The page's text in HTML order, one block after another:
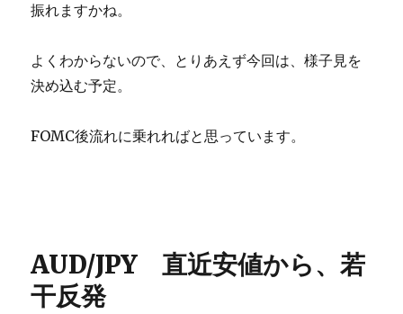
振れますかね。
よくわからないので、とりあえず今回は、様子見を
決め込む予定。
FOMC後流れに乗れればと思っています。
AUD/JPY 直近安値から、若
干反発